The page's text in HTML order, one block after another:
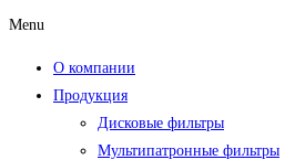
Menu
О компании
Продукция
Дисковые фильтры
Мультипатронные фильтры